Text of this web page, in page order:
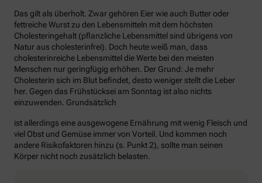
Das gilt als überholt. Zwar gehören Eier wie auch Butter oder
fettreiche Wurst zu den Lebensmitteln mit dem höchsten
Cholesteringehalt (pflanzliche Lebensmittel sind übrigens von
Natur aus cholesterinfrei). Doch heute weiß man, dass
cholesterinreiche Lebensmittel die Werte bei den meisten
Menschen nur geringfügig erhöhen. Der Grund: Je mehr
Cholesterin sich im Blut befindet, desto weniger stellt die Leber
her. Gegen das Frühstücksei am Sonntag ist also nichts
einzuwenden. Grundsätzlich
ist allerdings eine ausgewogene Ernährung mit wenig Fleisch und
viel Obst und Gemüse immer von Vorteil. Und kommen noch
andere Risikofaktoren hinzu (s. Punkt 2), sollte man seinen
Körper nicht noch zusätzlich belasten.